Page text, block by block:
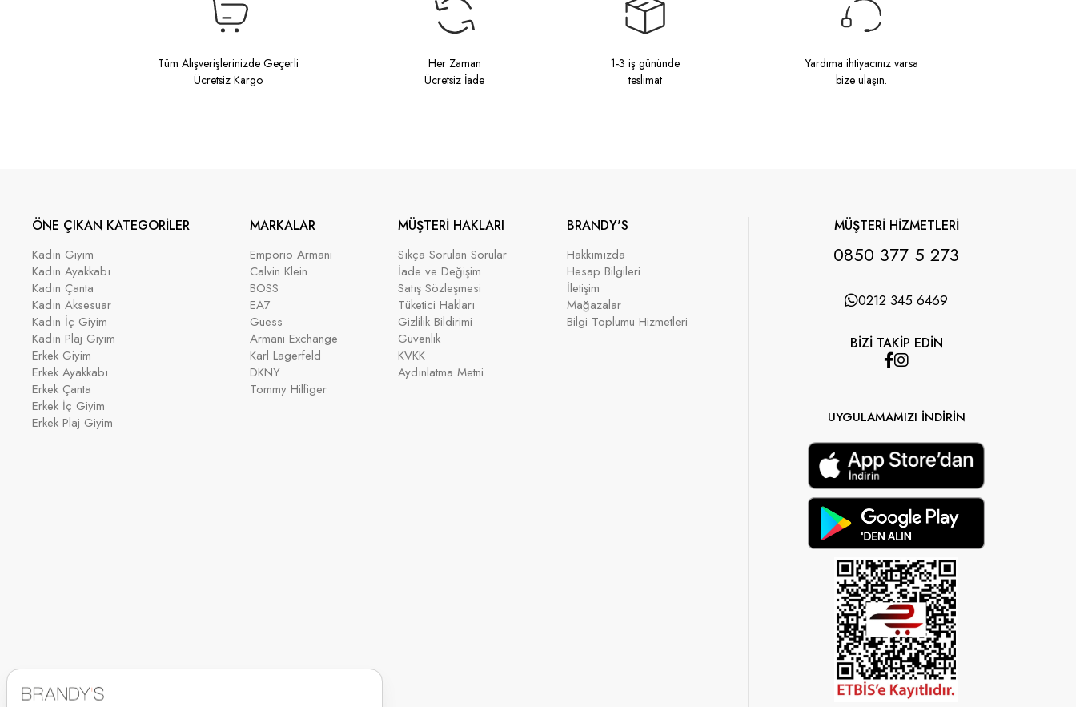
Tüm Alışverişlerinizde Geçerli
Ücretsiz Kargo
Her Zaman
Ücretsiz İade
1-3 iş gününde
teslimat
Yardıma ihtiyacınız varsa
bize ulaşın.
ÖNE ÇIKAN KATEGORİLER
Kadın Giyim
Kadın Ayakkabı
Kadın Çanta
Kadın Aksesuar
Kadın İç Giyim
Kadın Plaj Giyim
Erkek Giyim
Erkek Ayakkabı
Erkek Çanta
Erkek İç Giyim
Erkek Plaj Giyim
MARKALAR
Emporio Armani
Calvin Klein
BOSS
EA7
Guess
Armani Exchange
Karl Lagerfeld
DKNY
Tommy Hilfiger
MÜŞTERİ HAKLARI
Sıkça Sorulan Sorular
İade ve Değişim
Satış Sözleşmesi
Tüketici Hakları
Gizlilik Bildirimi
Güvenlik
KVKK
Aydınlatma Metni
BRANDY'S
Hakkımızda
Hesap Bilgileri
İletişim
Mağazalar
Bilgi Toplumu Hizmetleri
MÜŞTERİ HİZMETLERİ
0850 377 5 273
0212 345 6469
BİZİ TAKİP EDİN
UYGULAMAMIZI İNDİRİN